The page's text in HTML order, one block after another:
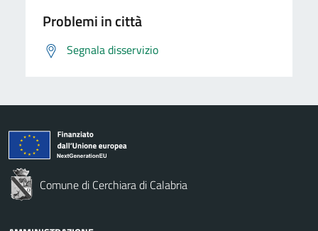
Problemi in città
Segnala disservizio
Comune di Cerchiara di Calabria